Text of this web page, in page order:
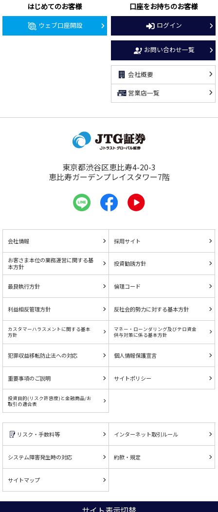
はじめてのお客様
ウェブ口座開設
口座をお持ちのお客様
ログイン
お問い合わせ一覧
会社概要
営業店一覧
東京都渋谷区恵比寿4-20-3
恵比寿ガーデンプレイスタワー7階
会社情報 採用サイト
お客さま本位の業務運営に関する基
本方針
投資勧誘方針
最良執行方針 倫理コード
利益相反管理方針 反社会的勢力に対する基本方針
カスタマーハラスメントに関する基本
方針
マネー・ローンダリング及びテロ資金
供与対策に係る基本方針
犯罪収益移転防止法への対応 個人情報保護宣言
重要事項のご説明 サイトポリシー
投資目的(リスク許容度)と金融商品/お
取引の適合表
リスク・手数料等 インターネット取引ルール
システム障害発生時の対応 約款・規定
サイトマップ